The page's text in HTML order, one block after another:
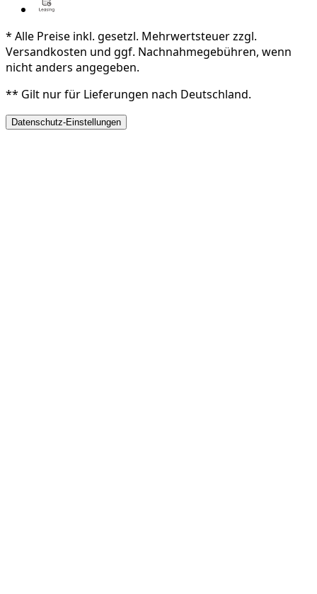
* Alle Preise inkl. gesetzl. Mehrwertsteuer zzgl.
Versandkosten und ggf. Nachnahmegebühren, wenn
nicht anders angegeben.
** Gilt nur für Lieferungen nach Deutschland.
Datenschutz-Einstellungen